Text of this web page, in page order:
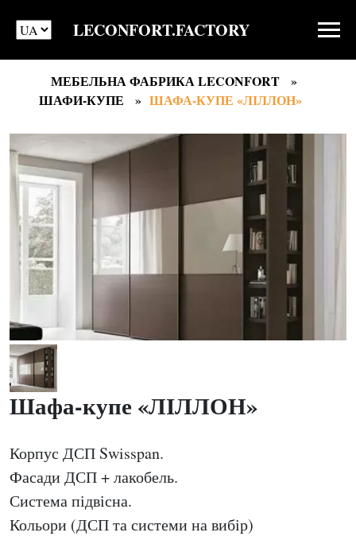
LECONFORT.FACTORY
МЕБЕЛЬНА ФАБРИКА LECONFORT
ШАФИ-КУПЕ
ШАФА-КУПЕ «ЛІЛЛОН»
Шафа-купе «ЛІЛЛОН»
Корпус ДСП Swisspan.
Фасади ДСП + лакобель.
Система підвісна.
Кольори (ДСП та системи на вибір)